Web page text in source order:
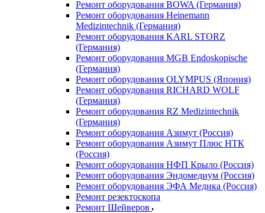
Ремонт оборудования BOWA (Германия)
Ремонт оборудования Heinemann
Medizintechnik (Германия)
Ремонт оборудования KARL STORZ
(Германия)
Ремонт оборудования MGB Endoskopische
(Германия)
Ремонт оборудования OLYMPUS (Япония)
Ремонт оборудования RICHARD WOLF
(Германия)
Ремонт оборудования RZ Medizintechnik
(Германия)
Ремонт оборудования Азимут (Россия)
Ремонт оборудования Азимут Плюс НТК
(Россия)
Ремонт оборудования НФП Крыло (Россия)
Ремонт оборудования Эндомедиум (Россия)
Ремонт оборудования ЭФА Медика (Россия)
Ремонт резектоскопа
Ремонт Шейверов